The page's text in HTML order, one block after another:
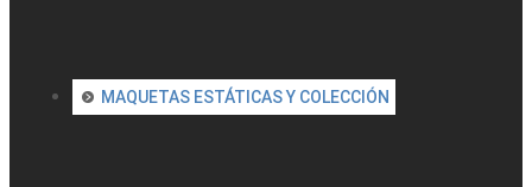
MAQUETAS ESTÁTICAS Y COLECCIÓN